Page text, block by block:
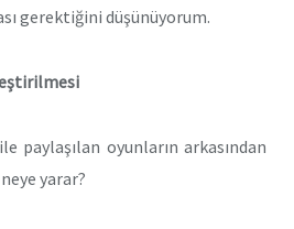
gerektiğini düşünüyorum.
paylaşılan oyunların arkasından
yarar?